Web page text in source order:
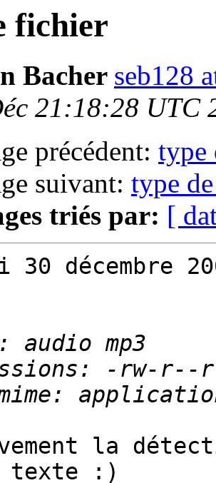
fichier
Bacher seb128
21:18:28 UTC
précédent: type
suivant: type
triés par: [
30 décembre
la
texte :)